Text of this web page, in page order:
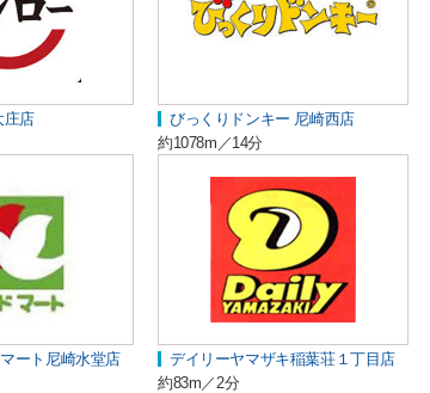
庄店
びっくりドンキー 尼崎西店
約1078m／14分
ート尼崎水堂店
デイリーヤマザキ稲葉荘１丁目店
約83m／2分